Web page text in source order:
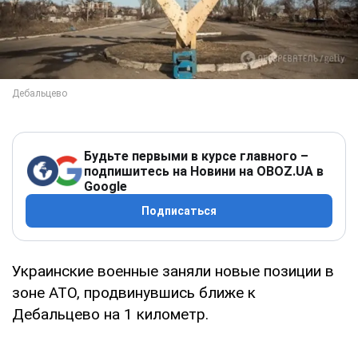
Будьте первыми в курсе главного –
подпишитесь на Новини на OBOZ.UA в
Google
Подписаться
Украинские военные заняли новые позиции в
зоне АТО, продвинувшись ближе к
Дебальцево на 1 километр.